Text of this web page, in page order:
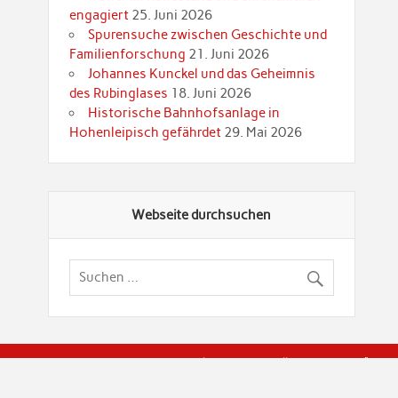
engagiert 25. Juni 2026
Spurensuche zwischen Geschichte und
Familienforschung 21. Juni 2026
Johannes Kunckel und das Geheimnis
des Rubinglases 18. Juni 2026
Historische Bahnhofsanlage in
Hohenleipisch gefährdet 29. Mai 2026
Webseite durchsuchen
© Brandenburgische Genealogische Gesellschaft (BGG)